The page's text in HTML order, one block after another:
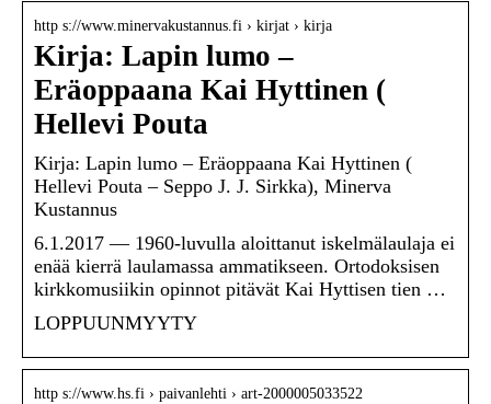
http s://www.minervakustannus.fi › kirjat › kirja
Kirja: Lapin lumo –
Eräoppaana Kai Hyttinen (
Hellevi Pouta
Kirja: Lapin lumo – Eräoppaana Kai Hyttinen (
Hellevi Pouta – Seppo J. J. Sirkka), Minerva
Kustannus
6.1.2017 — 1960-luvulla aloittanut iskelmälaulaja ei
enää kierrä laulamassa ammatikseen. Ortodoksisen
kirkkomusiikin opinnot pitävät Kai Hyttisen tien …
LOPPUUNMYYTY
http s://www.hs.fi › paivanlehti › art-2000005033522